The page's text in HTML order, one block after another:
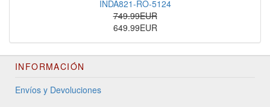
INDA821-RO-5124
749.99EUR
649.99EUR
INFORMACIÓN
Envíos y Devoluciones